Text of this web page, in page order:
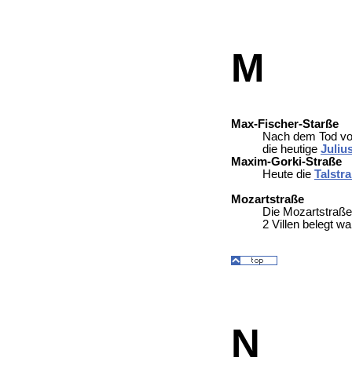
M
Max-Fischer-Starße
Nach dem Tod
die heutige
Maxim-Gorki-Straße
Heute die
Mozartstraße
Die
2 Villen belegt
N